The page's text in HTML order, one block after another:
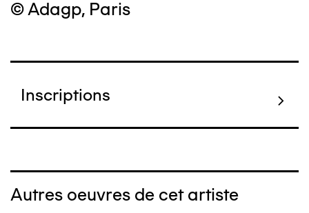
© Adagp, Paris
Inscriptions
Autres oeuvres de cet artiste